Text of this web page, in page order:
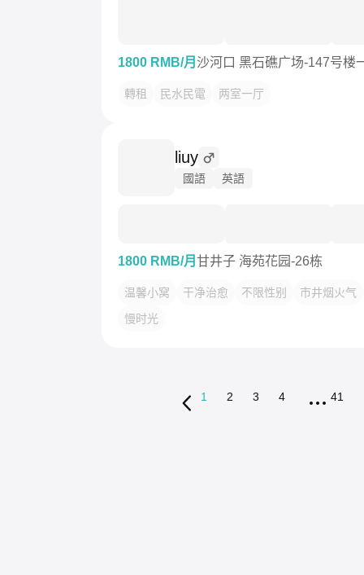
1800 RMB/月 沙河口 黑石礁广场-147号楼
轉租 民水民電 两室一厅
liuy
國語 英語
1800 RMB/月 甘井子 海苑花园-26栋
温馨小窝 干净治愈 不限性别
市井烟火气
慢时光
1 2 3 4 41